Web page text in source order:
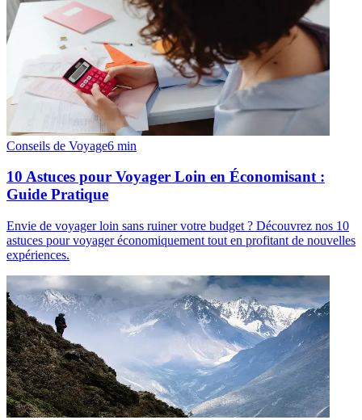
Conseils de Voyage6 min
10 Astuces pour Voyager Loin en Économisant :
Guide Pratique
Envie de voyager loin sans ruiner votre budget ? Découvrez nos 10
astuces pour voyager économiquement tout en profitant de nouvelles
expériences.